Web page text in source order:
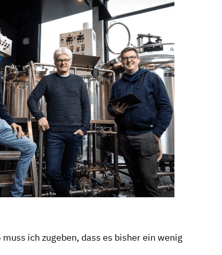
ich zugeben, dass es bisher ein wenig